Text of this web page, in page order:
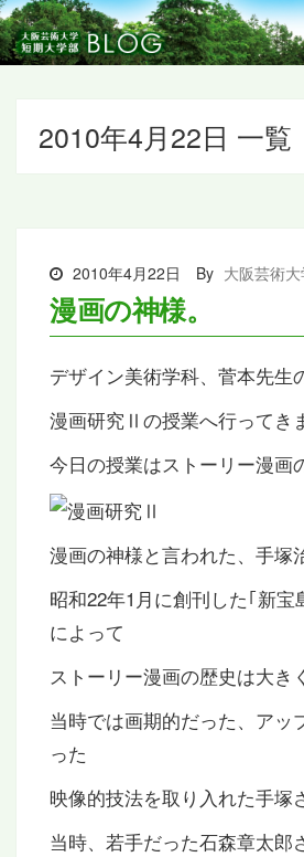
2010年4月22日 一覧
2010年4月22日 By 大阪芸術
漫画の神様。
デザイン美術学科、菅本先生
漫画研究Ⅱの授業へ行ってき
今日の授業はストーリー漫画
漫画の神様と言われた、手塚
昭和22年1月に創刊した｢新宝
によって
ストーリー漫画の歴史は大き
当時では画期的だった、アッ
った
映像的技法を取り入れた手塚
当時、若手だった石森章太郎